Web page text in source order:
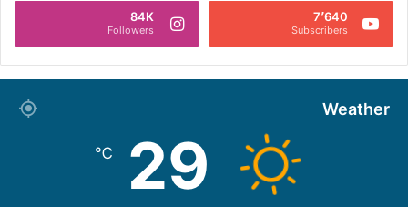
7٬640
Subscribers
84K
Followers
Weather
29
℃